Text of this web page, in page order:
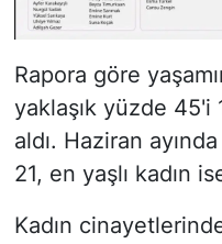
Rapora göre
yaklaşık yüzde
aldı. Haziran
21, en yaşlı kadın
Kadın